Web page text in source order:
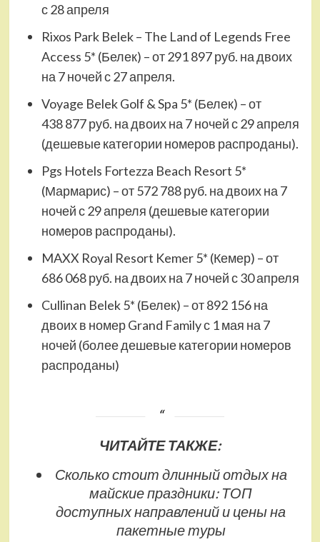
с 28 апреля
Rixos Park Belek – The Land of Legends Free
Access 5* (Белек) – от 291 897 руб. на двоих
на 7 ночей с 27 апреля.
Voyage Belek Golf & Spa 5* (Белек) – от
438 877 руб. на двоих на 7 ночей с 29 апреля
(дешевые категории номеров распроданы).
Pgs Hotels Fortezza Beach Resort 5*
(Мармарис) – от 572 788 руб. на двоих на 7
ночей с 29 апреля (дешевые категории
номеров распроданы).
MAXX Royal Resort Kemer 5* (Кемер) – от
686 068 руб. на двоих на 7 ночей с 30 апреля
Cullinan Belek 5* (Белек) – от 892 156 на
двоих в номер Grand Family с 1 мая на 7
ночей (более дешевые категории номеров
распроданы)
ЧИТАЙТЕ ТАКЖЕ:
Сколько стоит длинный отдых на
майские праздники: ТОП
доступных направлений и цены на
пакетные туры